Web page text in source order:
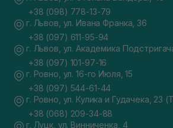
+38 (098) 778-13-79
г. Львов, ул. Ивана Франка, 36
+38 (097) 611-95-94
г. Львов, ул. Академика
+38 (097) 101-97-16
г. Ровно, ул. 16-го Июля, 15
+38 (097) 544-61-44
г. Ровно, ул. Кулика и Гудачека, 23
+38 (068) 209-34-88
г. Луцк, ул. Винниченка, 4